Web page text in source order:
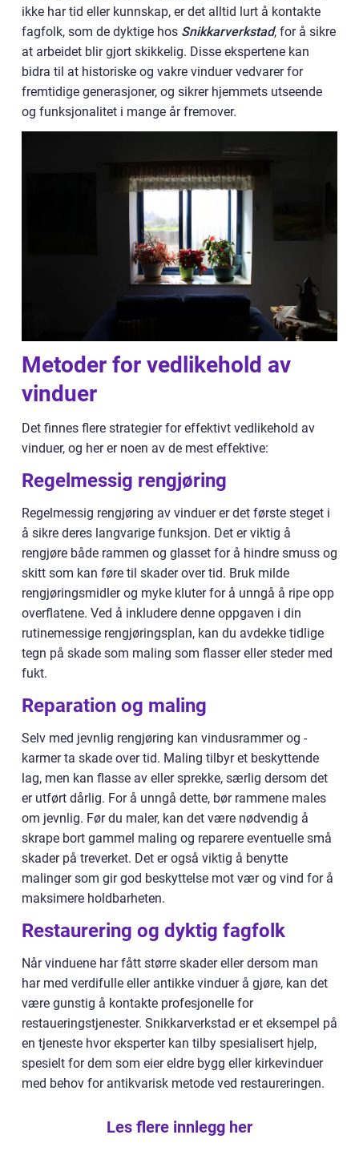
ikke har tid eller kunnskap, er det alltid lurt å kontakte
fagfolk, som de dyktige hos Snikkarverkstad, for å sikre
at arbeidet blir gjort skikkelig. Disse ekspertene kan
bidra til at historiske og vakre vinduer vedvarer for
fremtidige generasjoner, og sikrer hjemmets utseende
og funksjonalitet i mange år fremover.
Metoder for vedlikehold av
vinduer
Det finnes flere strategier for effektivt vedlikehold av
vinduer, og her er noen av de mest effektive:
Regelmessig rengjøring
Regelmessig rengjøring av vinduer er det første steget i
å sikre deres langvarige funksjon. Det er viktig å
rengjøre både rammen og glasset for å hindre smuss og
skitt som kan føre til skader over tid. Bruk milde
rengjøringsmidler og myke kluter for å unngå å ripe opp
overflatene. Ved å inkludere denne oppgaven i din
rutinemessige rengjøringsplan, kan du avdekke tidlige
tegn på skade som maling som flasser eller steder med
fukt.
Reparation og maling
Selv med jevnlig rengjøring kan vindusrammer og -
karmer ta skade over tid. Maling tilbyr et beskyttende
lag, men kan flasse av eller sprekke, særlig dersom det
er utført dårlig. For å unngå dette, bør rammene males
om jevnlig. Før du maler, kan det være nødvendig å
skrape bort gammel maling og reparere eventuelle små
skader på treverket. Det er også viktig å benytte
malinger som gir god beskyttelse mot vær og vind for å
maksimere holdbarheten.
Restaurering og dyktig fagfolk
Når vinduene har fått større skader eller dersom man
har med verdifulle eller antikke vinduer å gjøre, kan det
være gunstig å kontakte profesjonelle for
restaueringstjenester. Snikkarverkstad er et eksempel på
en tjeneste hvor eksperter kan tilby spesialisert hjelp,
spesielt for dem som eier eldre bygg eller kirkevinduer
med behov for antikvarisk metode ved restaureringen.
Les flere innlegg her